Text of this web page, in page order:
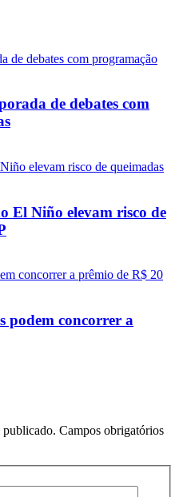
de debates com
El Niño elevam risco de
podem concorrer a
publicado. Campos obrigatórios